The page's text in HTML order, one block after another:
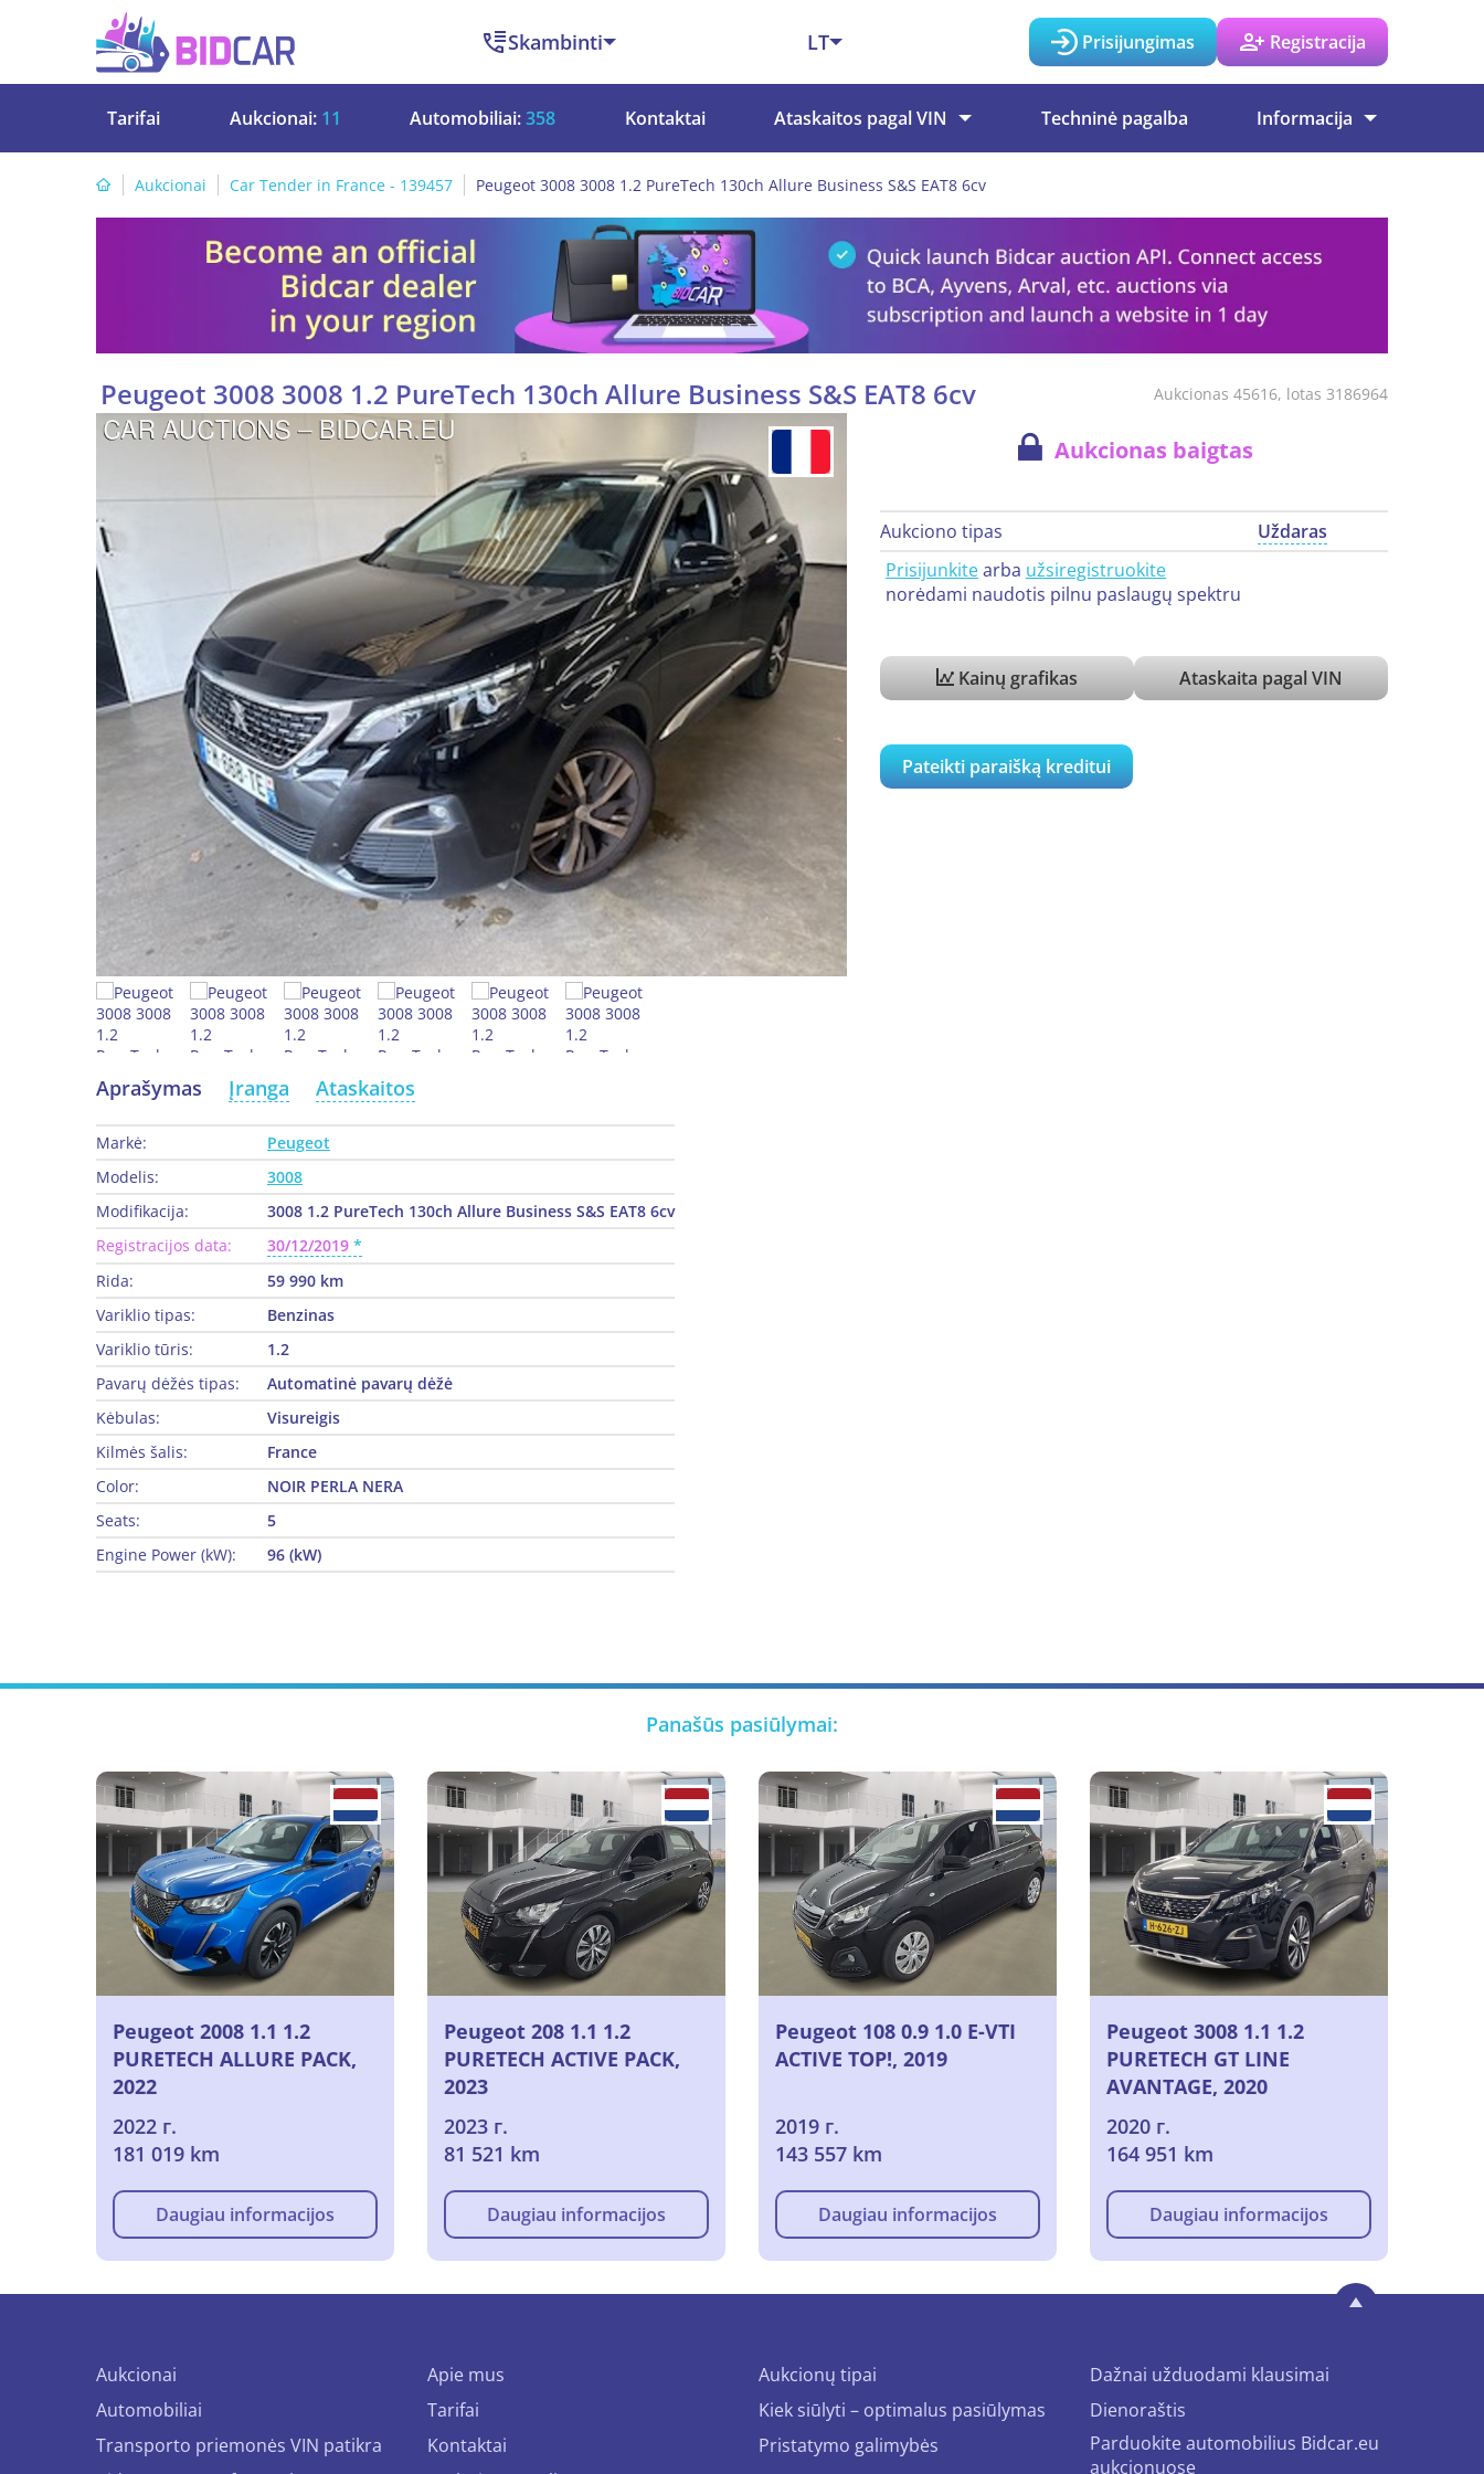
Skambinti LT Prisijungimas Registracija
Tarifai Aukcionai: 11 Automobiliai:358 Kontaktai Ataskaitos pagal VIN Techninė pagalba Informacija
Aukcionai Car Tender in France - 139457 Peugeot 3008 3008 1.2 PureTech 130ch Allure Business S&S EAT8 6cv
Aukcionas 45616, lotas 3186964
Peugeot 3008 3008 1.2 PureTech 130ch Allure Business S&S EAT8 6cv
Aukcionas baigtas
Aukciono tipas
Uždaras
Prisijunkitearba užsiregistruokite
norėdami naudotis pilnu paslaugų spektru
Kainų grafikas Ataskaita pagal VIN
Pateikti paraišką kreditui
Aprašymas Įranga Ataskaitos
Markė:
Peugeot
Modelis:
3008
Modifikacija:
3008 1.2 PureTech 130ch Allure Business S&S EAT8 6cv
Registracijos data:
30/12/2019
Rida:
59 990 km
Variklio tipas:
Benzinas
Variklio tūris:
1.2
Pavarų dėžės tipas:
Automatinė pavarų dėžė
Kėbulas:
Visureigis
Kilmės šalis:
France
Color:
NOIR PERLA NERA
Seats:
5
Engine Power (kW):
96 (kW)
Panašūs pasiūlymai:
Peugeot 2008 1.1 1.2
PURETECH ALLURE PACK,
2022
2022 г.
181 019 km
Daugiau informacijos
Peugeot 208 1.1 1.2
PURETECH ACTIVE PACK,
2023
2023 г.
81 521 km
Daugiau informacijos
Peugeot 108 0.9 1.0 E-VTI
ACTIVE TOP!, 2019
2019 г.
143 557 km
Daugiau informacijos
Peugeot 3008 1.1 1.2
PURETECH GT LINE
AVANTAGE, 2020
2020 г.
164 951 km
Daugiau informacijos
Aukcionai
Automobiliai
Transporto priemonės VIN patikra
Apie mus
Tarifai
Kontaktai
Aukcionų tipai
Kiek siūlyti – optimalus pasiūlymas
Pristatymo galimybės
Dažnai užduodami klausimai
Dienoraštis
Parduokite automobilius Bidcar.eu
aukcionuose